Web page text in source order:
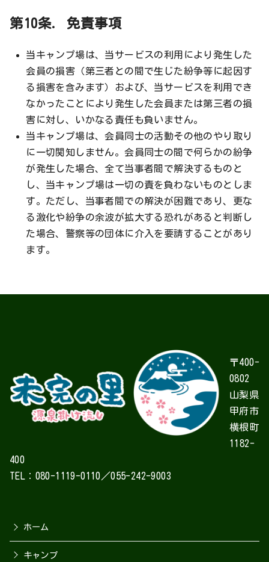
第10条. 免責事項
当キャンプ場は、当サービスの利用により発生した
会員の損害（第三者との間で生じた紛争等に起因す
る損害を含みます）および、当サービスを利用でき
なかったことにより発生した会員または第三者の損
害に対し、いかなる責任も負いません。
当キャンプ場は、会員同士の活動その他のやり取り
に一切関知しません。会員同士の間で何らかの紛争
が発生した場合、全て当事者間で解決するものと
し、当キャンプ場は一切の責を負わないものとしま
す。ただし、当事者間での解決が困難であり、更な
る激化や紛争の余波が拡大する恐れがあると判断し
た場合、警察等の団体に介入を要請することがあり
ます。
〒400-
0802
山梨県
甲府市
横根町
1182-
400
TEL：080-1119-0110／055-242-9003
ホーム
キャンプ